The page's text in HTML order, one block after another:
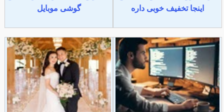
اینجا تخفیف خوبی داره
گوشی موبایل